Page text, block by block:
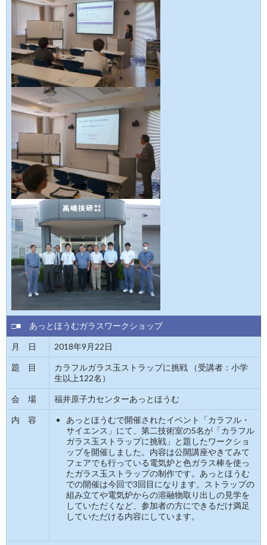
□■ あっとほうむガラスワークショップ
月 日 2018年9月22日
題 目
カラフルガラス玉ストラップに挑戦 （受講者：小学
生以上122名）
会 場 福井原子力センターあっとほうむ
内 容
あっとほうむで開催されたイベント「カラフル・
サイエンス」にて、第二技術室の5名が「カラフル
ガラス玉ストラップに挑戦」と題したワークショ
ップを開催しました。内容は公開講座やきてみて
フェアでも行っている電気炉と色ガラス棒を使っ
たガラス玉ストラップの制作です。あっとほうむ
での開催は今回で3回目になります。ストラップの
組み立てや電気炉からの溶融物取り出しの見学を
していただくなど、参加者の方にできるだけ満足
していただける内容にしています。